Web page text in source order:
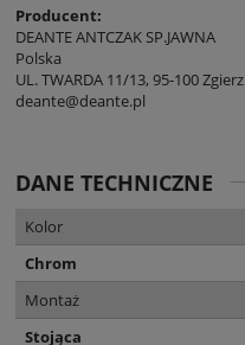
Producent:
DEANTE ANTCZAK SP.JAWNA
Polska
UL. TWARDA 11/13, 95-100 Zgierz
deante@deante.pl
DANE TECHNICZNE
Kolor
Chrom
Montaż
Stojąca